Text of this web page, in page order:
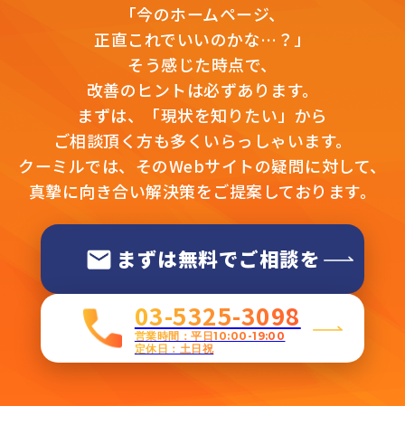
「今のホームページ、
正直これでいいのかな…？」
そう感じた時点で、
改善のヒントは必ずあります。
まずは、「現状を知りたい」から
ご相談頂く方も多くいらっしゃいます。
クーミルでは、そのWebサイトの疑問に対して、
真摯に向き合い解決策をご提案しております。
まずは無料でご相談を
03-5325-3098
営業時間：平日10:00-19:00
定休日：土日祝